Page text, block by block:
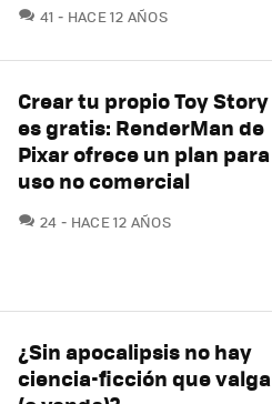
41 COMENTARIOS
HACE 12 AÑOS
Crear tu propio Toy Story
es gratis: RenderMan de
Pixar ofrece un plan para
uso no comercial
24 COMENTARIOS
HACE 12 AÑOS
¿Sin apocalipsis no hay
ciencia-ficción que valga